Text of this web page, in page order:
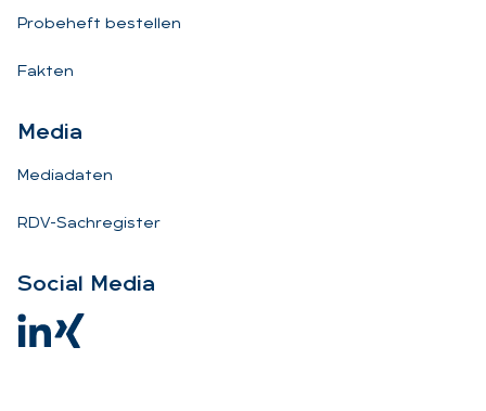
Probeheft bestellen
Fakten
Me­dia
Mediadaten
RDV-Sachregister
So­ci­al Me­dia